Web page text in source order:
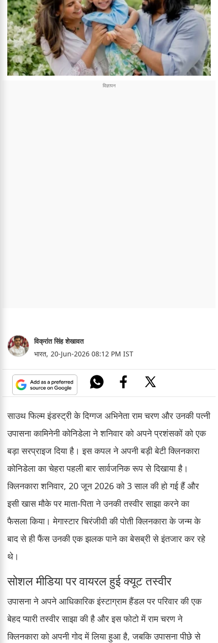
विक्रांत सिंह शेखावत
भारत, 20-Jun-2026 08:12 PM IST
साउथ फिल्म इंडस्ट्री के दिग्गज अभिनेता राम चरण और उनकी पत्नी
उपासना कामिनेनी कोनिडेला ने शनिवार को अपने प्रशंसकों को एक
बड़ा सरप्राइज दिया है। इस कपल ने अपनी बड़ी बेटी क्लिनकारा
कोनिडेला का चेहरा पहली बार सार्वजनिक रूप से दिखाया है।
क्लिनकारा शनिवार, 20 जून 2026 को 3 साल की हो गई हैं और
इसी खास मौके पर माता-पिता ने उनकी तस्वीर साझा करने का
फैसला किया। मेगास्टार चिरंजीवी की पोती क्लिनकारा के जन्म के
बाद से ही फैंस उनकी एक झलक पाने का बेसब्री से इंतजार कर रहे
थे।
सोशल मीडिया पर वायरल हुई क्यूट तस्वीर
उपासना ने अपने आधिकारिक इंस्टाग्राम हैंडल पर परिवार की एक
बेहद प्यारी तस्वीर साझा की है और इस फोटो में राम चरण ने
क्लिनकारा को अपनी गोद में लिया हुआ है, जबकि उपासना पीछे से